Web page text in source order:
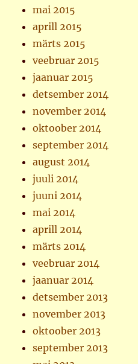
mai 2015
aprill 2015
märts 2015
veebruar 2015
jaanuar 2015
detsember 2014
november 2014
oktoober 2014
september 2014
august 2014
juuli 2014
juuni 2014
mai 2014
aprill 2014
märts 2014
veebruar 2014
jaanuar 2014
detsember 2013
november 2013
oktoober 2013
september 2013